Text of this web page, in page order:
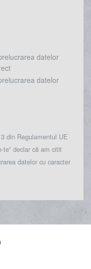
datelor
datelor
din Regulamentul UE
te” declar că am citit
datelor cu caracter